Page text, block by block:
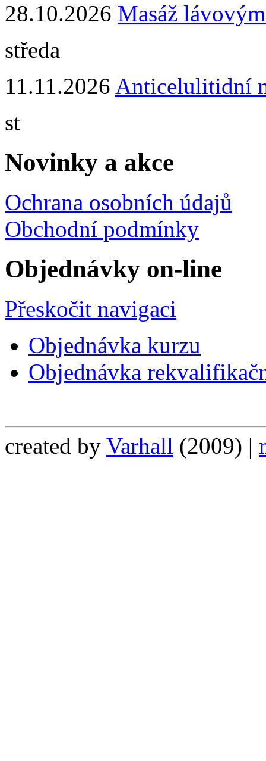
28.10.2026 Masáž
středa
11.11.2026 Anticelulitidní
st
Novinky a akce
Ochrana osobních údajů
Obchodní podmínky
Objednávky on-line
Přeskočit navigaci
Objednávka kurzu
Objednávka
created by Varhall (2009) |